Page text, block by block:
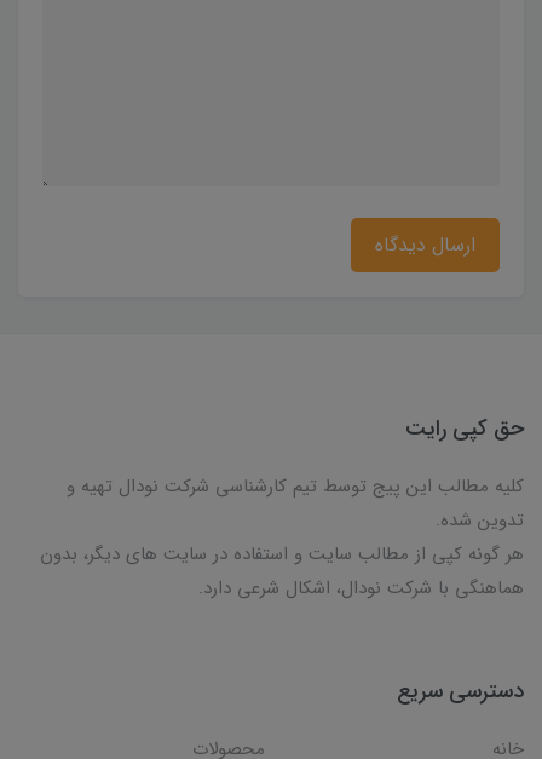
ارسال دیدگاه
حق کپی رایت
کلیه مطالب این پیج توسط تیم کارشناسی شرکت نودال تهیه و
تدوین شده.
هر گونه کپی از مطالب سایت و استفاده در سایت های دیگر، بدون
هماهنگی با شرکت نودال، اشکال شرعی دارد.
دسترسی سریع
خانه محصولات